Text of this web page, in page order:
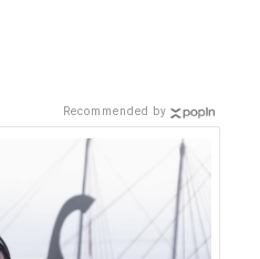
Recommended by